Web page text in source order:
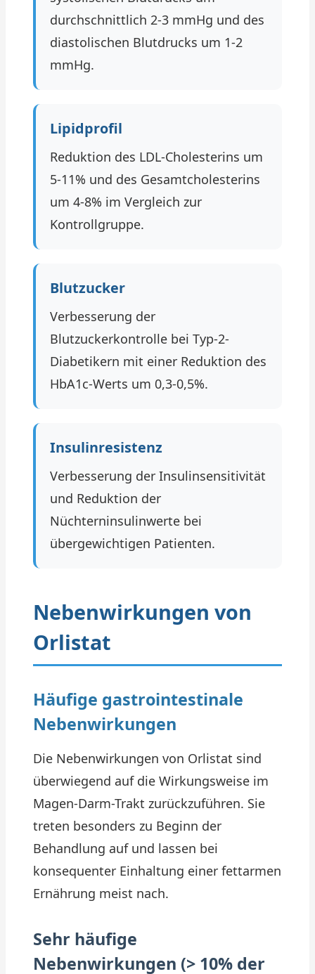
durchschnittlich 2-3 mmHg und des
diastolischen Blutdrucks um 1-2
mmHg.
Lipidprofil
Reduktion des LDL-Cholesterins um
5-11% und des Gesamtcholesterins
um 4-8% im Vergleich zur
Kontrollgruppe.
Blutzucker
Verbesserung der
Blutzuckerkontrolle bei Typ-2-
Diabetikern mit einer Reduktion des
HbA1c-Werts um 0,3-0,5%.
Insulinresistenz
Verbesserung der Insulinsensitivität
und Reduktion der
Nüchterninsulinwerte bei
übergewichtigen Patienten.
Nebenwirkungen von
Orlistat
Häufige gastrointestinale
Nebenwirkungen
Die Nebenwirkungen von Orlistat sind
überwiegend auf die Wirkungsweise im
Magen-Darm-Trakt zurückzuführen. Sie
treten besonders zu Beginn der
Behandlung auf und lassen bei
konsequenter Einhaltung einer fettarmen
Ernährung meist nach.
Sehr häufige
Nebenwirkungen (> 10% der